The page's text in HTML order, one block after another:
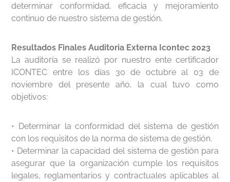
determinar conformidad, eficacia y mejoramiento
continuo de nuestro sistema de gestión.
Resultados Finales Auditoria Externa Icontec 2023
La auditoría se realizó por nuestro ente certificador
ICONTEC entre los días 30 de octubre al 03 de
noviembre del presente año, la cual tuvo como
objetivos:
• Determinar la conformidad del sistema de gestión
con los requisitos de la norma de sistema de gestión.
• Determinar la capacidad del sistema de gestión para
asegurar que la organización cumple los requisitos
legales, reglamentarios y contractuales aplicables al